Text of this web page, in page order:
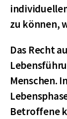
zu können,
Das Recht
Menschen.
Betroffene